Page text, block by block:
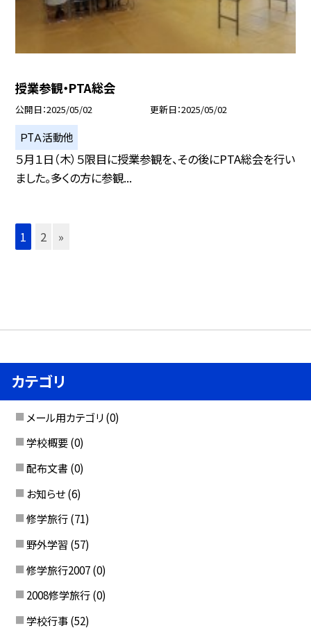
授業参観・PTA総会
公開日 2025/05/02 更新日 2025/05/02
ＰTＡ活動他
５月１日（木）５限目に授業参観を、その後にPTA総会を行い
ました。多くの方に参観...
1 2 »
カテゴリ
メール用カテゴリ (0)
学校概要 (0)
配布文書 (0)
お知らせ (6)
修学旅行 (71)
野外学習 (57)
修学旅行2007 (0)
2008修学旅行 (0)
学校行事 (52)